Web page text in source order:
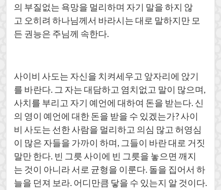
의 부질없는 욕망을 멀리하며 자기 말을 하지 않
고 오히려 하나님께서 바라시는 대로 말하지만 모
든 권능은 주님께 속한다.
사이비 사도는 자신을 치켜세우고 앞자리에 앉기
를 바란다. 그 자는 대담하고 염치없고 말이 많으며,
사치를 부리고 자기 예언에 대하여 돈을 받는다. 신
의 영이 예언에 대한 돈을 받을 수 있겠는가? 사이
비 사도는 선한 사람을 멀리하고 의심 많고 허영심
이 많은 자들을 가까이 하며, 그들이 바란 대로 거짓
말만 한다. 빈 그릇 사이에 빈 그릇을 놓으면 깨지
는 것이 아니라 서로 균형을 이룬다. 돌을 집어서 하
늘을 던져 보라. 어디만큼 닿을 수 있는지 알 것이다.